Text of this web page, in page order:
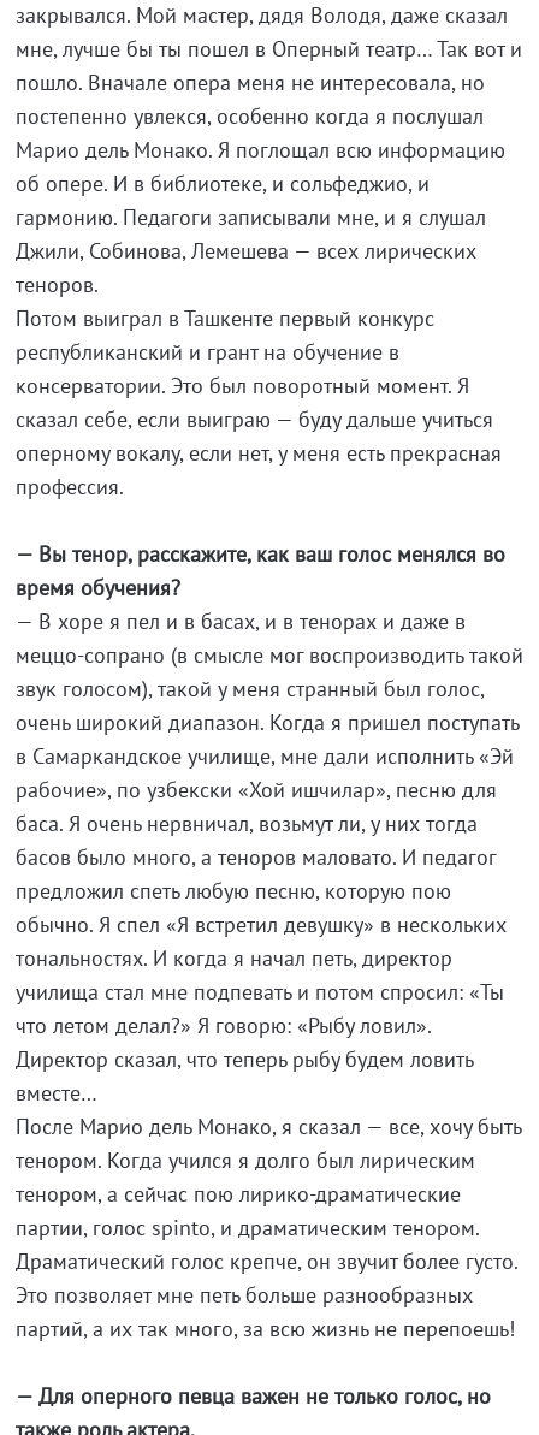
закрывался. Мой мастер, дядя Володя, даже сказал
мне, лучше бы ты пошел в Оперный театр… Так вот и
пошло. Вначале опера меня не интересовала, но
постепенно увлекся, особенно когда я послушал
Марио дель Монако. Я поглощал всю информацию
об опере. И в библиотеке, и сольфеджио, и
гармонию. Педагоги записывали мне, и я слушал
Джили, Собинова, Лемешева — всех лирических
теноров.
Потом выиграл в Ташкенте первый конкурс
республиканский и грант на обучение в
консерватории. Это был поворотный момент. Я
сказал себе, если выиграю — буду дальше учиться
оперному вокалу, если нет, у меня есть прекрасная
профессия.
— Вы тенор, расскажите, как ваш голос менялся во
время обучения?
— В хоре я пел и в басах, и в тенорах и даже в
меццо-сопрано (в смысле мог воспроизводить такой
звук голосом), такой у меня странный был голос,
очень широкий диапазон. Когда я пришел поступать
в Самаркандское училище, мне дали исполнить «Эй
рабочие», по узбекски «Хой ишчилар», песню для
баса. Я очень нервничал, возьмут ли, у них тогда
басов было много, а теноров маловато. И педагог
предложил спеть любую песню, которую пою
обычно. Я спел «Я встретил девушку» в нескольких
тональностях. И когда я начал петь, директор
училища стал мне подпевать и потом спросил: «Ты
что летом делал?» Я говорю: «Рыбу ловил».
Директор сказал, что теперь рыбу будем ловить
вместе…
После Марио дель Монако, я сказал — все, хочу быть
тенором. Когда учился я долго был лирическим
тенором, а сейчас пою лирико-драматические
партии, голос spinto, и драматическим тенором.
Драматический голос крепче, он звучит более густо.
Это позволяет мне петь больше разнообразных
партий, а их так много, за всю жизнь не перепоешь!
— Для оперного певца важен не только голос, но